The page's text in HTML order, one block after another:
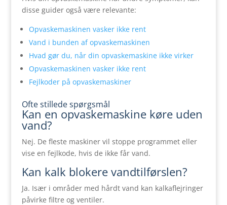
disse guider også være relevante:
Opvaskemaskinen vasker ikke rent
Vand i bunden af opvaskemaskinen
Hvad gør du, når din opvaskemaskine ikke virker
Opvaskemaskinen vasker ikke rent
Fejlkoder på opvaskemaskiner
Ofte stillede spørgsmål
Kan en opvaskemaskine køre uden
vand?
Nej. De fleste maskiner vil stoppe programmet eller
vise en fejlkode, hvis de ikke får vand.
Kan kalk blokere vandtilførslen?
Ja. Især i områder med hårdt vand kan kalkaflejringer
påvirke filtre og ventiler.